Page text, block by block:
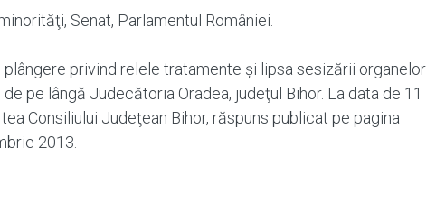
Senat, Parlamentul României.
privind relele tratamente şi lipsa sesizării organelor
pe lângă Judecătoria Oradea, judeţul Bihor. La data de 11
Consiliului Judeţean Bihor, răspuns publicat pe pagina
2013.